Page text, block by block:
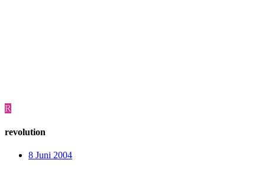
R
revolution
8 Juni 2004